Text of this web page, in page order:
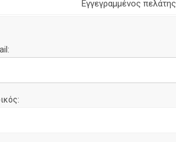
Εγγεγραμμένος πελάτης